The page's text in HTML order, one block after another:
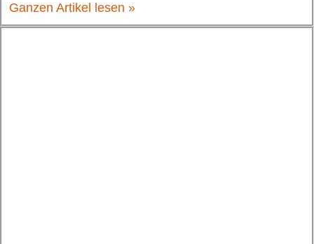
Ganzen Artikel lesen »